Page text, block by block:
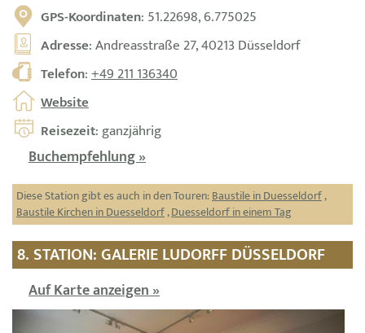
GPS-Koordinaten: 51.22698, 6.775025
Adresse: Andreasstraße 27, 40213 Düsseldorf
Telefon:+49 211 136340
Website
Reisezeit: ganzjährig
Buchempfehlung »
Diese Station gibt es auch in den Touren:Baustile in Duesseldorf,
Baustile Kirchen in Duesseldorf,Duesseldorf in einem Tag
8. STATION: GALERIE LUDORFF DÜSSELDORF
Auf Karte anzeigen »